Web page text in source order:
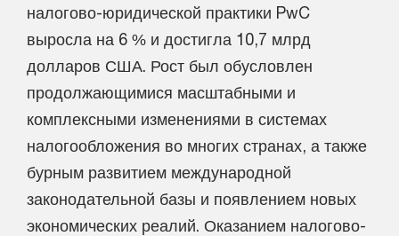
налогово-юридической практики PwC
выросла на 6 % и достигла 10,7 млрд
долларов США. Рост был обусловлен
продолжающимися масштабными и
комплексными изменениями в системах
налогообложения во многих странах, а также
бурным развитием международной
законодательной базы и появлением новых
экономических реалий. Оказанием налогово-